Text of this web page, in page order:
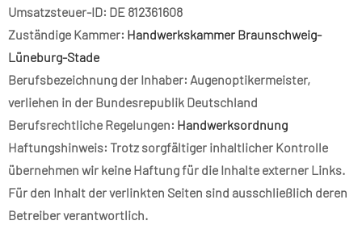
Umsatzsteuer-ID: DE 812361608
Zuständige Kammer: Handwerkskammer Braunschweig-
Lüneburg-Stade
Berufsbezeichnung der Inhaber: Augenoptikermeister,
verliehen in der Bundesrepublik Deutschland
Berufsrechtliche Regelungen: Handwerksordnung
Haftungshinweis: Trotz sorgfältiger inhaltlicher Kontrolle
übernehmen wir keine Haftung für die Inhalte externer Links.
Für den Inhalt der verlinkten Seiten sind ausschließlich deren
Betreiber verantwortlich.